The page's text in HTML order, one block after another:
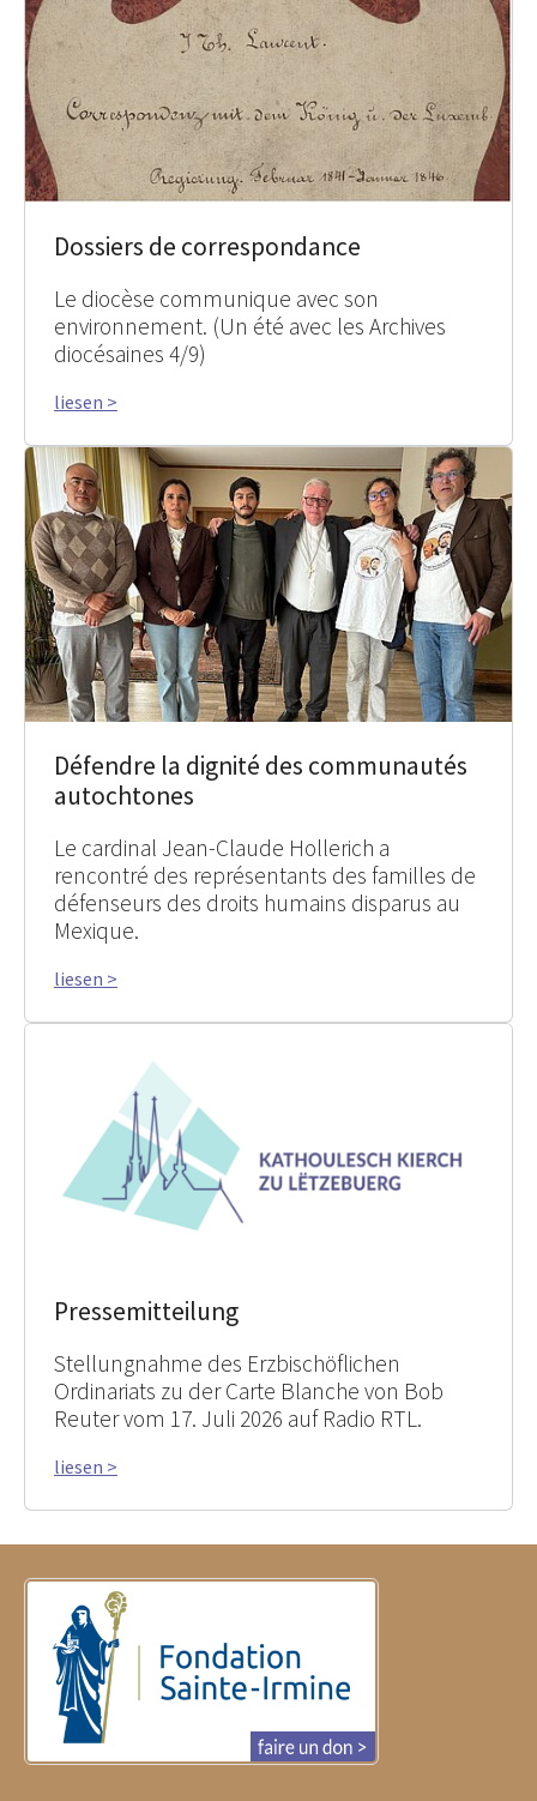
Dossiers de correspondance
Le diocèse communique avec son
environnement. (Un été avec les Archives
diocésaines 4/9)
liesen >
Défendre la dignité des communautés
autochtones
Le cardinal Jean-Claude Hollerich a
rencontré des représentants des familles de
défenseurs des droits humains disparus au
Mexique.
liesen >
Pressemitteilung
Stellungnahme des Erzbischöflichen
Ordinariats zu der Carte Blanche von Bob
Reuter vom 17. Juli 2026 auf Radio RTL.
liesen >